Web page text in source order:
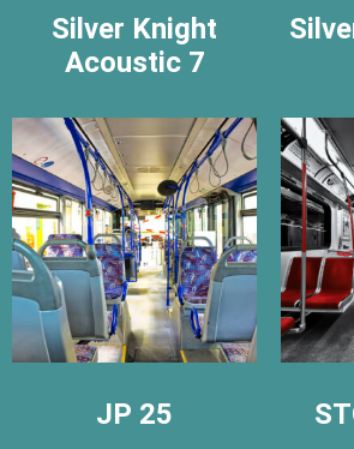
Silver Knight
Acoustic 7
JP 25